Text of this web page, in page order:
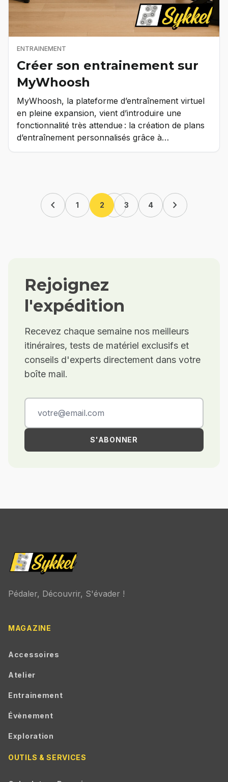
ENTRAINEMENT
Créer son entrainement sur
MyWhoosh
MyWhoosh, la plateforme d’entraînement virtuel
en pleine expansion, vient d’introduire une
fonctionnalité très attendue : la création de plans
d’entraînement personnalisés grâce à…
chevron_left 1 2 3 4 chevron_right
Rejoignez
l'expédition
Recevez chaque semaine nos meilleurs
itinéraires, tests de matériel exclusifs et
conseils d'experts directement dans votre
boîte mail.
S'ABONNER
Pédaler, Découvrir, S'évader !
MAGAZINE
Accessoires
Atelier
Entrainement
Évènement
Exploration
OUTILS & SERVICES